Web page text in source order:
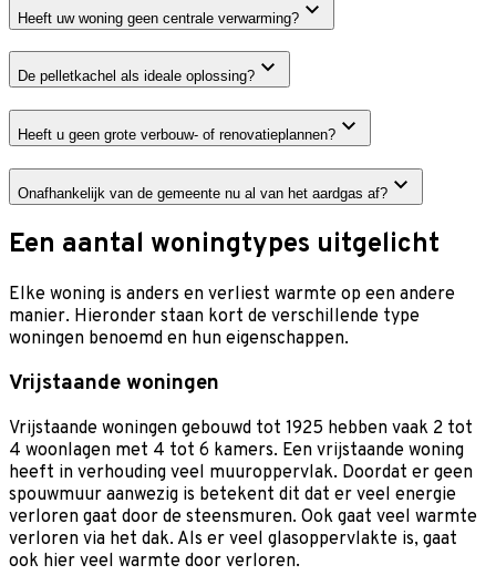
Heeft uw woning geen centrale verwarming?
De pelletkachel als ideale oplossing?
Heeft u geen grote verbouw- of renovatieplannen?
Onafhankelijk van de gemeente nu al van het aardgas af?
Een aantal woningtypes uitgelicht
Elke woning is anders en verliest warmte op een andere
manier. Hieronder staan kort de verschillende type
woningen benoemd en hun eigenschappen.
Vrijstaande woningen
Vrijstaande woningen gebouwd tot 1925 hebben vaak 2 tot
4 woonlagen met 4 tot 6 kamers. Een vrijstaande woning
heeft in verhouding veel muuroppervlak. Doordat er geen
spouwmuur aanwezig is betekent dit dat er veel energie
verloren gaat door de steensmuren. Ook gaat veel warmte
verloren via het dak. Als er veel glasoppervlakte is, gaat
ook hier veel warmte door verloren.